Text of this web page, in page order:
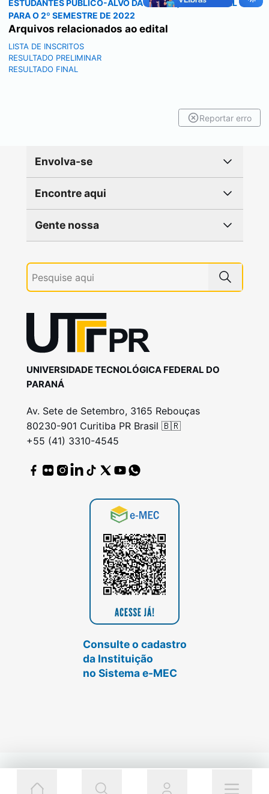
ESTUDANTES PÚBLICO-ALVO DA EDUCAÇÃO ESPECIAL
PARA O 2º SEMESTRE DE 2022
Arquivos relacionados ao edital
LISTA DE INSCRITOS
RESULTADO PRELIMINAR
RESULTADO FINAL
Reportar erro
Envolva-se
Encontre aqui
Gente nossa
UNIVERSIDADE TECNOLÓGICA FEDERAL DO
PARANÁ
Av. Sete de Setembro, 3165 Rebouças
80230-901 Curitiba PR Brasil 🇧🇷
+55 (41) 3310-4545
Consulte o cadastro
da Instituição
no Sistema e-MEC